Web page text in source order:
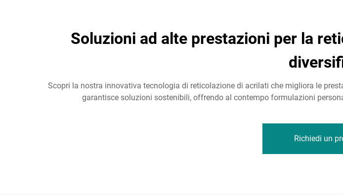
Soluzioni ad alte prestazioni per la
Scopri la nostra innovativa tecnologia di reticolazione di acrilati che migliora le
garantisce soluzioni sostenibili, offrendo al contempo formulazioni
Richiedi un